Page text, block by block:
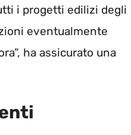
i progetti edilizi degli
eventualmente
ha assicurato una